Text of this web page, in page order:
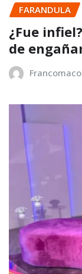
FARANDULA
¿Fue
de